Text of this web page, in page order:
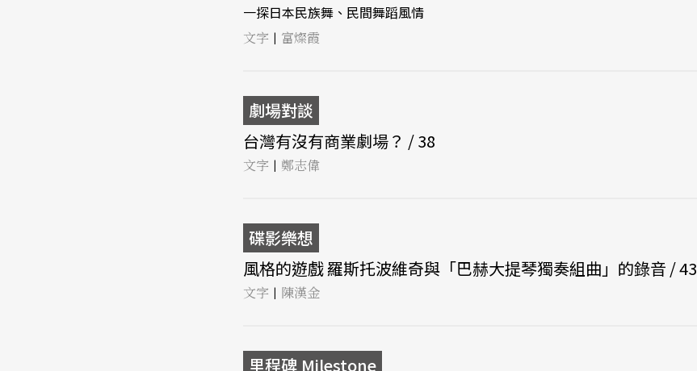
一探日本民族舞、民間舞蹈風情
文字 | 富燦霞
劇場對談
台灣有沒有商業劇場？ / 38
文字 | 鄭志偉
碟影樂想
風格的遊戲 羅斯托波維奇與「巴赫大提琴獨奏組曲」的錄音 / 43
文字 | 陳漢金
里程碑 Milestone